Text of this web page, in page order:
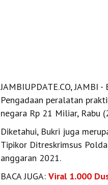
JAMBIUPDATE.CO, JAMBI
Pengadaan peralatan
negara Rp 21 Miliar, Rabu
Diketahui, Bukri juga
Tipikor Ditreskrimsus
anggaran 2021.
BACA JUGA: Viral 1.000